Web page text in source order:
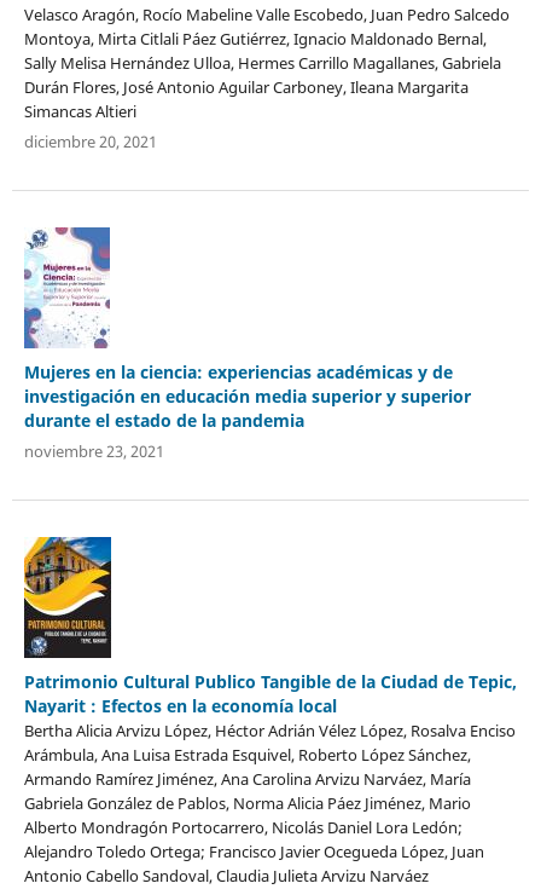
Velasco Aragón, Rocío Mabeline Valle Escobedo, Juan Pedro Salcedo
Montoya, Mirta Citlali Páez Gutiérrez, Ignacio Maldonado Bernal,
Sally Melisa Hernández Ulloa, Hermes Carrillo Magallanes, Gabriela
Durán Flores, José Antonio Aguilar Carboney, Ileana Margarita
Simancas Altieri
diciembre 20, 2021
Mujeres en la ciencia: experiencias académicas y de
investigación en educación media superior y superior
durante el estado de la pandemia
noviembre 23, 2021
Patrimonio Cultural Publico Tangible de la Ciudad de Tepic,
Nayarit : Efectos en la economía local
Bertha Alicia Arvizu López, Héctor Adrián Vélez López, Rosalva Enciso
Arámbula, Ana Luisa Estrada Esquivel, Roberto López Sánchez,
Armando Ramírez Jiménez, Ana Carolina Arvizu Narváez, María
Gabriela González de Pablos, Norma Alicia Páez Jiménez, Mario
Alberto Mondragón Portocarrero, Nicolás Daniel Lora Ledón;
Alejandro Toledo Ortega; Francisco Javier Ocegueda López, Juan
Antonio Cabello Sandoval, Claudia Julieta Arvizu Narváez